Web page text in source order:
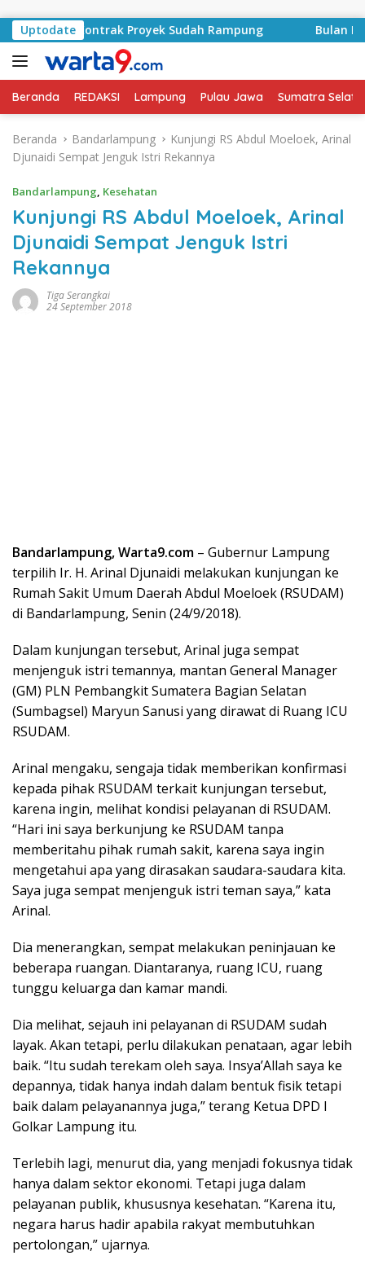
Uptodate
Kontrak Proyek Sudah Rampung Bulan
Beranda REDAKSI Lampung Pulau Jawa Sumatra
Beranda Bandarlampung
Kunjungi RS Abdul Moeloek, Arinal
Djunaidi Sempat Jenguk Istri Rekannya
Bandarlampung, Kesehatan
Kunjungi RS Abdul Moeloek, Arinal
Djunaidi Sempat Jenguk Istri
Rekannya
Tiga Serangkai
24 September 2018
Bandarlampung, Warta9.com – Gubernur Lampung
terpilih Ir. H. Arinal Djunaidi melakukan kunjungan ke
Rumah Sakit Umum Daerah Abdul Moeloek (RSUDAM)
di Bandarlampung, Senin (24/9/2018).
Dalam kunjungan tersebut, Arinal juga sempat
menjenguk istri temannya, mantan General Manager
(GM) PLN Pembangkit Sumatera Bagian Selatan
(Sumbagsel) Maryun Sanusi yang dirawat di Ruang ICU
RSUDAM.
Arinal mengaku, sengaja tidak memberikan konfirmasi
kepada pihak RSUDAM terkait kunjungan tersebut,
karena ingin, melihat kondisi pelayanan di RSUDAM.
“Hari ini saya berkunjung ke RSUDAM tanpa
memberitahu pihak rumah sakit, karena saya ingin
mengetahui apa yang dirasakan saudara-saudara kita.
Saya juga sempat menjenguk istri teman saya,” kata
Arinal.
Dia menerangkan, sempat melakukan peninjauan ke
beberapa ruangan. Diantaranya, ruang ICU, ruang
tunggu keluarga dan kamar mandi.
Dia melihat, sejauh ini pelayanan di RSUDAM sudah
layak. Akan tetapi, perlu dilakukan penataan, agar lebih
baik. “Itu sudah terekam oleh saya. Insya’Allah saya ke
depannya, tidak hanya indah dalam bentuk fisik tetapi
baik dalam pelayanannya juga,” terang Ketua DPD I
Golkar Lampung itu.
Terlebih lagi, menurut dia, yang menjadi fokusnya tidak
hanya dalam sektor ekonomi. Tetapi juga dalam
pelayanan publik, khususnya kesehatan. “Karena itu,
negara harus hadir apabila rakyat membutuhkan
pertolongan,” ujarnya.